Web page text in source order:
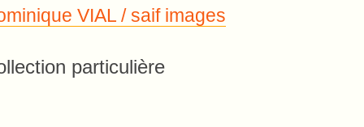
VIAL / saif images
particulière